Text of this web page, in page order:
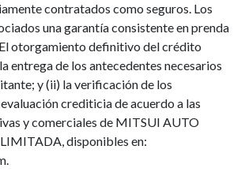
contratados como seguros. Los
una garantía consistente en prenda
otorgamiento definitivo del crédito
entrega de los antecedentes necesarios
y (ii) la verificación de los
crediticia de acuerdo a las
y comerciales de MITSUI AUTO
disponibles en: